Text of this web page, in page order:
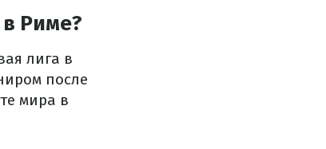
Риме?
лига в
после
мира в